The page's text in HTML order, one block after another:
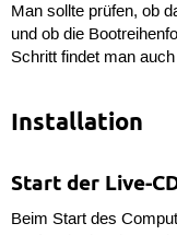
Man sollte prüfen, ob
und ob die
Schritt findet man
Installation
Start der Live-
Beim Start des